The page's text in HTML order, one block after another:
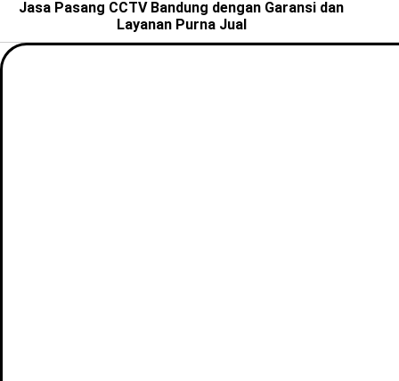
Jasa Pasang CCTV Bandung dengan Garansi dan
Layanan Purna Jual